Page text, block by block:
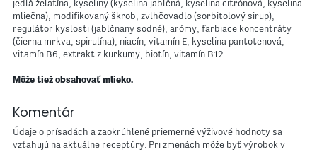
jedlá želatína, kyseliny (kyselina jablčná, kyselina citrónová, kyselina
mliečna), modifikovaný škrob, zvlhčovadlo (sorbitolový sirup),
regulátor kyslosti (jablčnany sodné), arómy, farbiace koncentráty
(čierna mrkva, spirulína), niacín, vitamín E, kyselina pantotenová,
vitamín B6, extrakt z kurkumy, biotín, vitamín B12.
Môže tiež obsahovať mlieko.
Komentár
Údaje o prísadách a zaokrúhlené priemerné výživové hodnoty sa
vzťahujú na aktuálne receptúry. Pri zmenách môže byť výrobok v